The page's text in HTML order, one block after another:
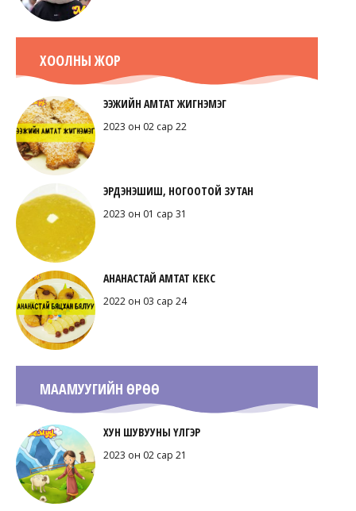
ХООЛНЫ ЖОР
ЭЭЖИЙН АМТАТ ЖИГНЭМЭГ
2023 он 02 сар 22
ЭРДЭНЭШИШ, НОГООТОЙ ЗУТАН
2023 он 01 сар 31
АНАНАСТАЙ АМТАТ КЕКС
2022 он 03 сар 24
МААМУУГИЙН ӨРӨӨ
ХУН ШУВУУНЫ ҮЛГЭР
2023 он 02 сар 21